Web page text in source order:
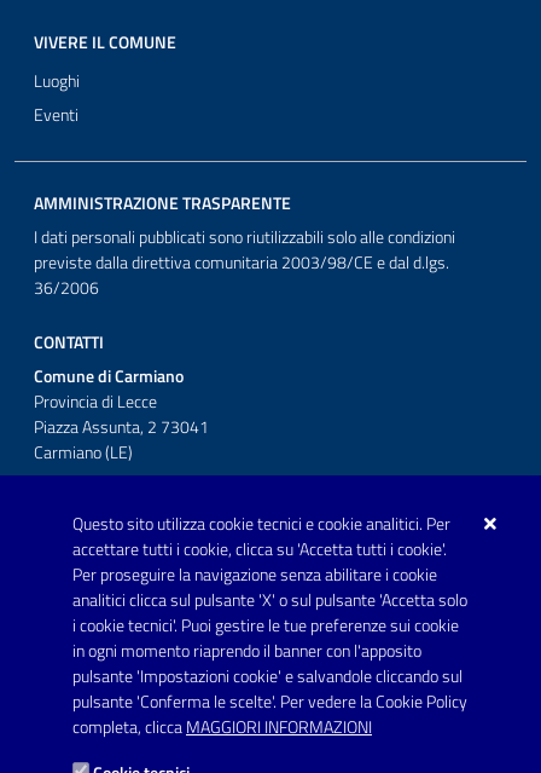
Questo sito utilizza cookie tecnici e cookie analitici. Per
accettare tutti i cookie, clicca su 'Accetta tutti i cookie'.
Per proseguire la navigazione senza abilitare i cookie
analitici clicca sul pulsante 'X' o sul pulsante 'Accetta solo
i cookie tecnici'. Puoi gestire le tue preferenze sui cookie
in ogni momento riaprendo il banner con l'apposito
pulsante 'Impostazioni cookie' e salvandole cliccando sul
pulsante 'Conferma le scelte'. Per vedere la Cookie Policy
completa, cliccaMAGGIORI INFORMAZIONI
VIVERE IL COMUNE
Luoghi
Eventi
AMMINISTRAZIONE TRASPARENTE
I dati personali pubblicati sono riutilizzabili solo alle condizioni
previste dalla direttiva comunitaria 2003/98/CE e dal d.lgs.
36/2006
CONTATTI
Comune di Carmiano
Provincia di Lecce
Piazza Assunta, 2 73041
Carmiano (LE)
Posta Elettronica Certificata:
protocollo.comunecarmiano@pec.rupar.puglia.it
URP - Ufficio Relazioni con il Pubblico
Link utili
Informativa privacy